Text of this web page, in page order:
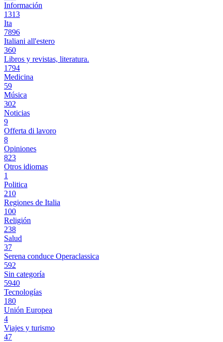
Información
1313
Ita
7896
Italiani all'estero
360
Libros y revistas, literatura.
1794
Medicina
59
Música
302
Noticias
9
Offerta di lavoro
8
Opiniones
823
Otros idiomas
1
Politica
210
Regiones de Italia
100
Religión
238
Salud
37
Serena conduce Operaclassica
592
Sin categoría
5940
Tecnologías
180
Unión Europea
4
Viajes y turismo
47